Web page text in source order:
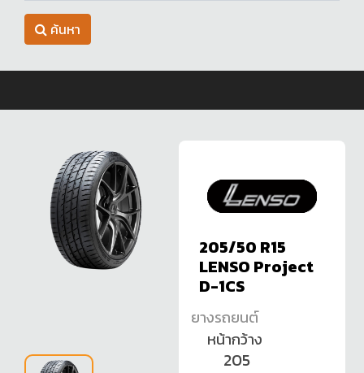
ค้นหา
205/50 R15
LENSO Project
D-1CS
ยางรถยนต์
หน้ากว้าง
205